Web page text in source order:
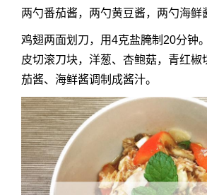
两勺番茄酱，两勺黄豆酱，两勺海鲜
鸡翅两面划刀，用4克盐腌制20分钟
皮切滚刀块，洋葱、杏鲍菇，青红椒
茄酱、海鲜酱调制成酱汁。